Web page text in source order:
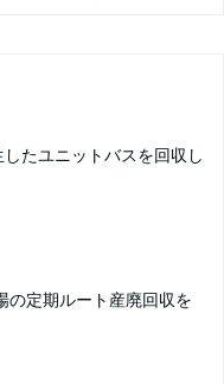
たユニットバスを回収し
の定期ルート産廃回収を